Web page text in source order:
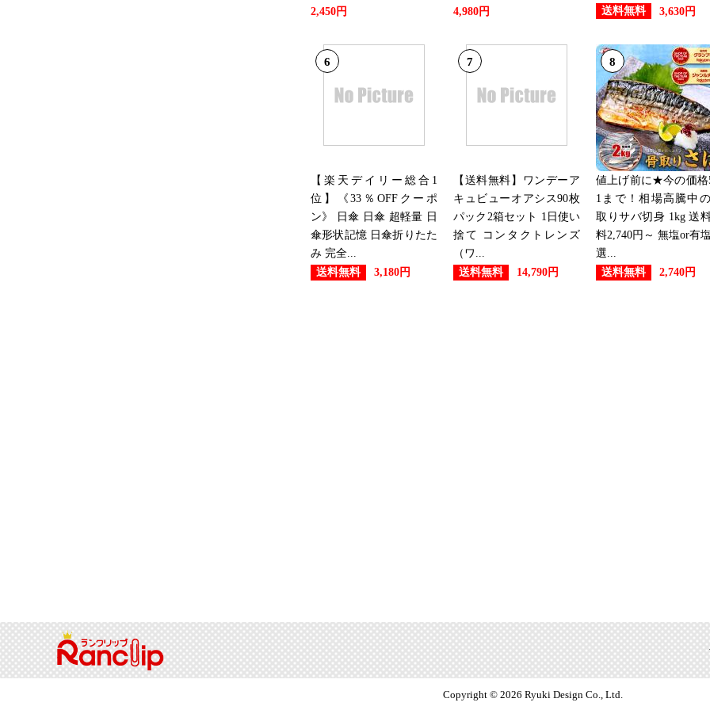
2,450円 4,980円 送料無料 3,630円
6
【楽天デイリー総合1
位】《33％OFFクーポ
ン》 日傘 日傘 超軽量 日
傘形状記憶 日傘折りたた
み 完全...
送料無料
3,180円
7
【送料無料】ワンデーア
キュビューオアシス90枚
パック2箱セット 1日使い
捨て コンタクトレンズ
（ワ...
送料無料
14,790円
8
値上げ前に★今の価格
1まで！相場高騰中
取りサバ切身 1kg 送
料2,740円～ 無塩or有
選...
送料無料
2,740円
Copyright © 2026 Ryuki Design Co., Ltd.